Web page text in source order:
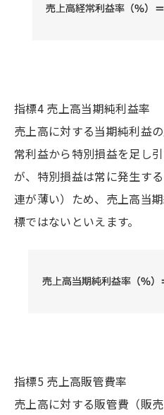
指標4 売上高当期純利益率
売上高に対する当期純利益
常利益から特別損益を足し
が、特別損益は常に発生す
連が薄い）ため、売上高当
標ではないといえます。
指標5 売上高販管費率
売上高に対する販管費（販